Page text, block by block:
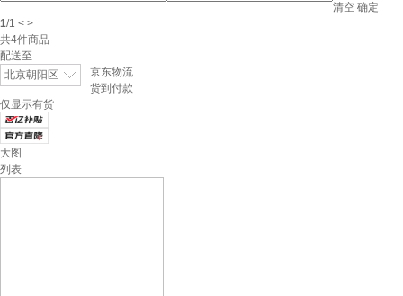
清空 确定
1/1 < >
共4件商品
配送至
北京朝阳区
京东物流
货到付款
仅显示有货
大图
列表